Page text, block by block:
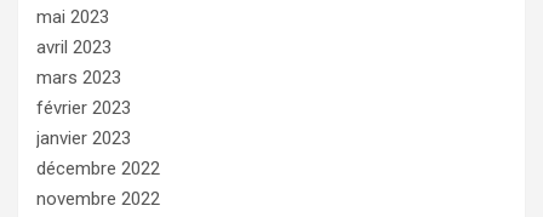
mai 2023
avril 2023
mars 2023
février 2023
janvier 2023
décembre 2022
novembre 2022